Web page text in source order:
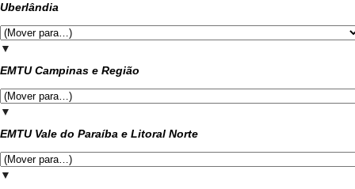
Uberlândia
▼
EMTU Campinas e Região
▼
EMTU Vale do Paraíba e Litoral Norte
▼